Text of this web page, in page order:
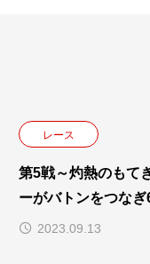
レース
第5戦～灼熱のもて
ーがバトンをつな
2023.09.13